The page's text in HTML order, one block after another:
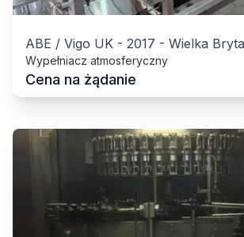
ABE / Vigo UK - 2017 - Wielka
Wypełniacz atmosferyczny
Cena na żądanie